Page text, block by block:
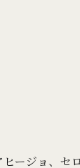
ージョ、セ